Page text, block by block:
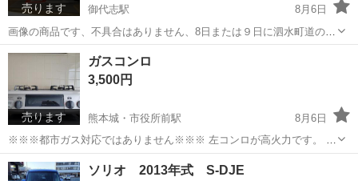
売ります 御代志駅
8月6日
画像の商品です、不具合はありません、8日または９日に泗水町道の駅
での取引可能な方、宜しくお願いします
熊本 菊池市
売ります
ガスコンロ
3,500円
熊本城・市役所前駅
8月6日
※※※都市ガス対応ではありません※※※ 左コンロが高火力です。 グ
リルは2回程しか使用していません。 宜しくお願い致します。
熊本 熊本市 熊本城・市役所前駅
ソリオ 2013年式 S-DJE